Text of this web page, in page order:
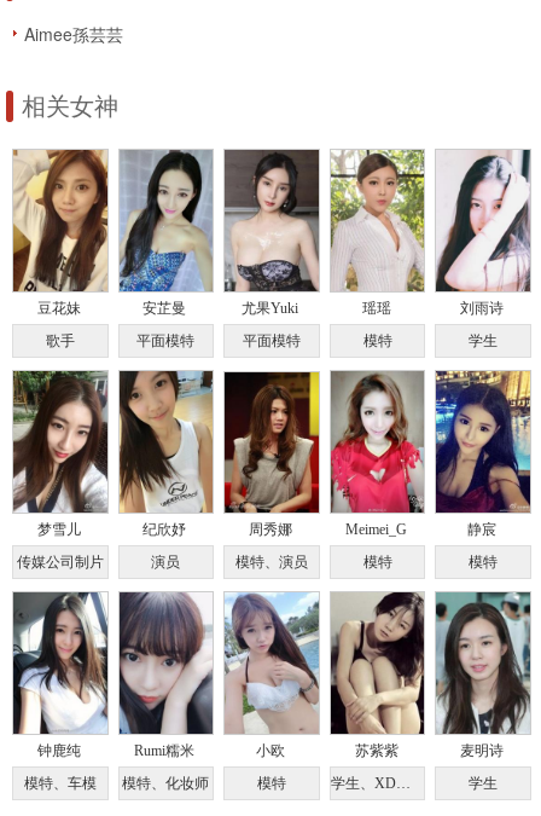
Aimee孫芸芸
相关女神
豆花妹
歌手
安芷曼
平面模特
尤果Yuki
平面模特
瑶瑶
模特
刘雨诗
学生
梦雪儿
传媒公司制片
纪欣妤
演员
周秀娜
模特、演员
Meimei_G
模特
静宸
模特
钟鹿纯
模特、车模
Rumi糯米
模特、化妆师
小欧
模特
苏紫紫
学生、XD视觉实验艺术家
麦明诗
学生